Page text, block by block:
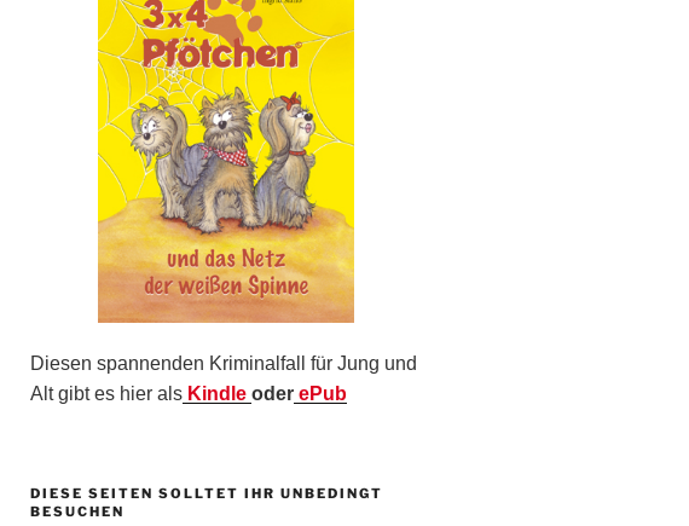
Diesen spannenden Kriminalfall für Jung und
Alt gibt es hier alsKindle oder ePub
DIESE SEITEN SOLLTET IHR UNBEDINGT
BESUCHEN